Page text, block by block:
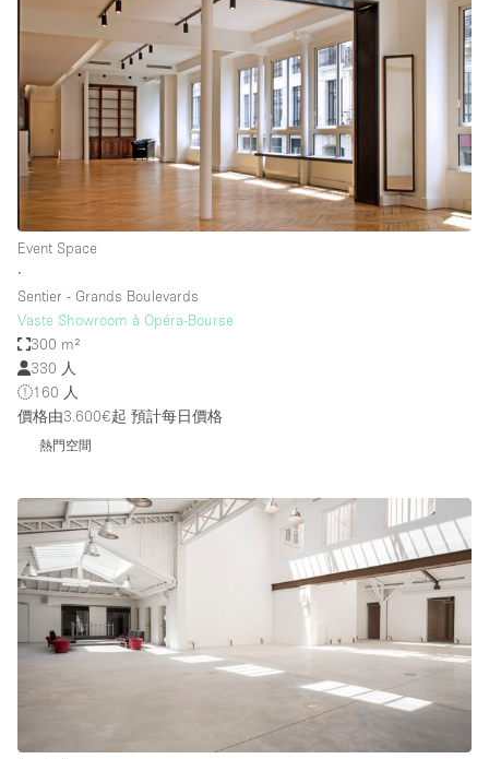
Event Space
∙
Sentier - Grands Boulevards
Vaste Showroom à Opéra-Bourse
300 m²
330 人
160 人
價格由3.600€起 預計每日價格
熱門空間